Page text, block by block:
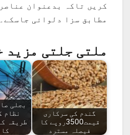
کریں تاکہ بدعنوان
مطابق سزا دلوائی جاسکے۔
ملتی جلتی مزید
گندم کی سرکاری
قیمت3500روپے کا
فیصلہ مسترد
بجلی
نظام
طریقہ
کا